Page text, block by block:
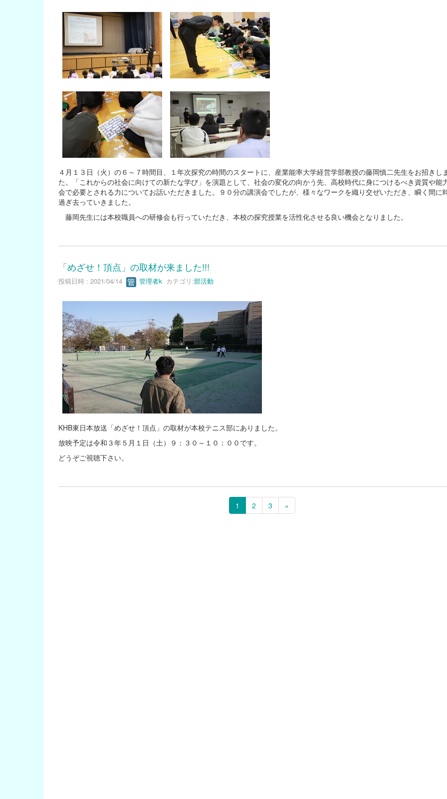
４月１３日（火）の６～７時間目、１年次探究の時間のスタートに、産業能率大学経営学部教授の藤岡慎二先生をお招きし
た。「これからの社会に向けての新たな学び」を演題として、社会の変化の向かう先、高校時代に身につけるべき資質や能
会で必要とされる力についてお話いただきました。９０分の講演会でしたが、様々なワークを織り交ぜいただき、瞬く間に
過ぎ去っていきました。
藤岡先生には本校職員への研修会も行っていただき、本校の探究授業を活性化させる良い機会となりました。
「めざせ！頂点」の取材が来ました!!!
投稿日時 : 2021/04/14 管理者k カテゴリ:部活動
KHB東日本放送「めざせ！頂点」の取材が本校テニス部にありました。
放映予定は令和３年５月１日（土）９：３０～１０：００です。
どうぞご視聴下さい。
1 2 3 »